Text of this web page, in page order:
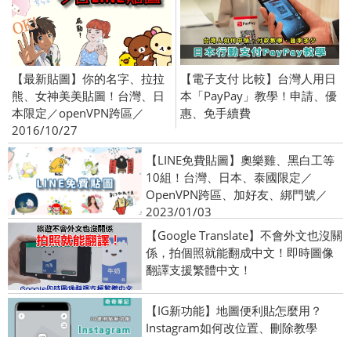
【最新貼圖】你的名字、拉拉
熊、女神美美貼圖！台灣、日
本限定／openVPN跨區／
2016/10/27
【電子支付 比較】台灣人用日
本「PayPay」教學！申請、優
惠、免手續費
【LINE免費貼圖】奧樂雞、黑白工等
10組！台灣、日本、泰國限定／
OpenVPN跨區、加好友、綁門號／
2023/01/03
【Google Translate】不會外文也沒關
係，拍個照就能翻成中文！即時圖像
翻譯支援繁體中文！
【IG新功能】地圖便利貼怎麼用？
Instagram如何改位置、刪除教學